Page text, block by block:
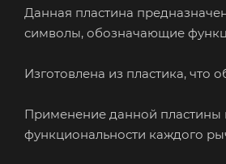
Данная пластина
символы, обозначающие
Изготовлена из пластика, что
Применение данной пластины
функциональности каждого